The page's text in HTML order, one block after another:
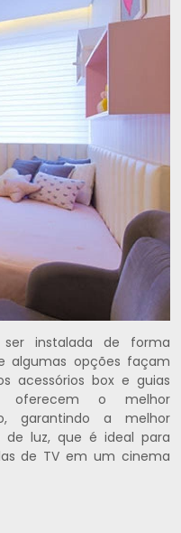
instalada de forma
algumas opções façam
acessórios box e guias
oferecem o melhor
garantindo a melhor
de luz, que é ideal para
de TV em um cinema